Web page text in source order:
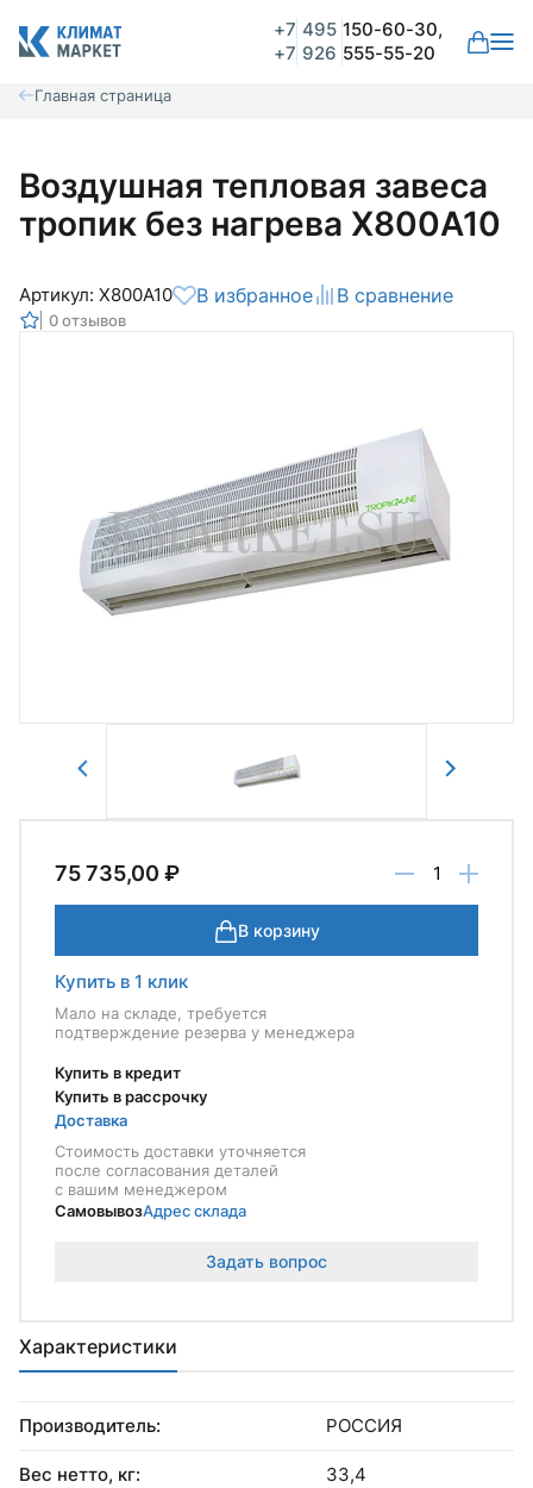
+7 495 150-60-30,
+7 926 555-55-20
Главная страница
Воздушная тепловая завеса
тропик без нагрева X800A10
Артикул: X800A10 В избранное В сравнение
0 отзывов
Характеристики
Производитель: РОССИЯ
Вес нетто, кг: 33,4
75 735,00 ₽
В корзину
Купить в 1 клик
Мало на складе, требуется
подтверждение резерва у менеджера
Купить в кредит
Купить в рассрочку
Доставка
Стоимость доставки уточняется
после согласования деталей
с вашим менеджером
СамовывозАдрес склада
Задать вопрос
Комментарий
Для оформления заказа необходимо
войти в личный кабинет.
Авторизоваться